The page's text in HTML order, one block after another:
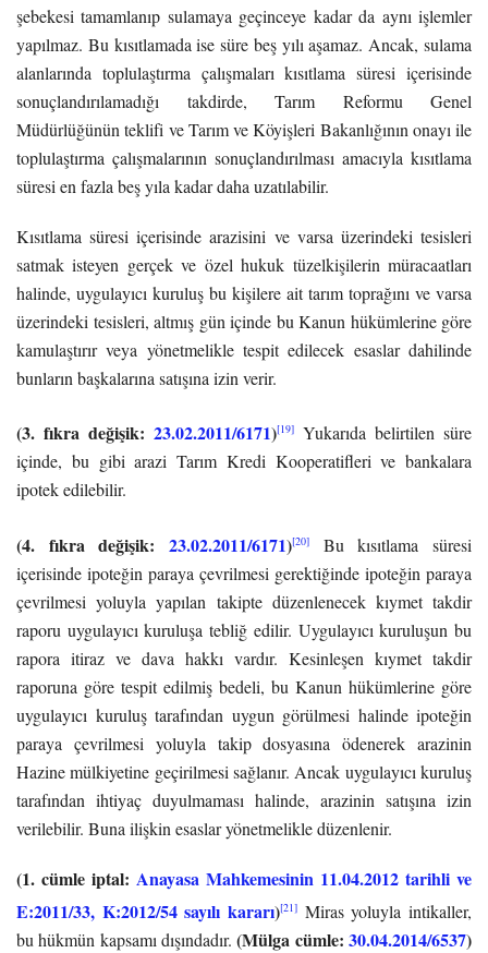
şebekesi tamamlanıp sulamaya geçinceye kadar da aynı işlemler
yapılmaz. Bu kısıtlamada ise süre beş yılı aşamaz. Ancak, sulama
alanlarında toplulaştırma çalışmaları kısıtlama süresi içerisinde
sonuçlandırılamadığı takdirde, Tarım Reformu Genel
Müdürlüğünün teklifi ve Tarım ve Köyişleri Bakanlığının onayı ile
toplulaştırma çalışmalarının sonuçlandırılması amacıyla kısıtlama
süresi en fazla beş yıla kadar daha uzatılabilir.
Kısıtlama süresi içerisinde arazisini ve varsa üzerindeki tesisleri
satmak isteyen gerçek ve özel hukuk tüzelkişilerin müracaatları
halinde, uygulayıcı kuruluş bu kişilere ait tarım toprağını ve varsa
üzerindeki tesisleri, altmış gün içinde bu Kanun hükümlerine göre
kamulaştırır veya yönetmelikle tespit edilecek esaslar dahilinde
bunların başkalarına satışına izin verir.
(3. fıkra değişik: 23.02.2011/6171)[19] Yukarıda belirtilen süre
içinde, bu gibi arazi Tarım Kredi Kooperatifleri ve bankalara
ipotek edilebilir.
(4. fıkra değişik: 23.02.2011/6171)[20]
Bu kısıtlama süresi
içerisinde ipoteğin paraya çevrilmesi gerektiğinde ipoteğin paraya
çevrilmesi yoluyla yapılan takipte düzenlenecek kıymet takdir
raporu uygulayıcı kuruluşa tebliğ edilir. Uygulayıcı kuruluşun bu
rapora itiraz ve dava hakkı vardır. Kesinleşen kıymet takdir
raporuna göre tespit edilmiş bedeli, bu Kanun hükümlerine göre
uygulayıcı kuruluş tarafından uygun görülmesi halinde ipoteğin
paraya çevrilmesi yoluyla takip dosyasına ödenerek arazinin
Hazine mülkiyetine geçirilmesi sağlanır. Ancak uygulayıcı kuruluş
tarafından ihtiyaç duyulmaması halinde, arazinin satışına izin
verilebilir. Buna ilişkin esaslar yönetmelikle düzenlenir.
(1. cümle iptal: Anayasa Mahkemesinin 11.04.2012 tarihli ve
E:2011/33, K:2012/54 sayılı kararı)[21] Miras yoluyla intikaller,
bu hükmün kapsamı dışındadır.(Mülga cümle:30.04.2014/6537)